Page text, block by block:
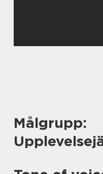
Målgrupp: